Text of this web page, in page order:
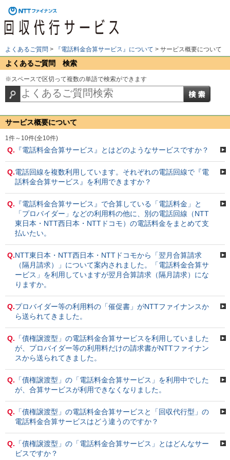
よくあるご質問 > 『電話料金合算サービス』について > サービス概要について
よくあるご質問 検索
※スペースで区切って複数の単語で検索ができます
サービス概要について
1件～10件(全10件)
Q. 『電話料金合算サービス』とはどのようなサービスですか？
Q.電話回線を複数利用しています。それぞれの電話回線で『電
話料金合算サービス』を利用できますか？
Q. 『電話料金合算サービス』で合算している「電話料金」と
「プロバイダー」などの利用料の他に、別の電話回線（NTT
東日本・NTT西日本・NTTドコモ）の電話料金をまとめて支
払いたい。
Q.NTT東日本・NTT西日本・NTTドコモから「翌月合算請求
（隔月請求）」について案内されました。「電話料金合算サ
ービス」を利用していますが翌月合算請求（隔月請求）にな
りますか。
Q.プロバイダー等の利用料の「催促書」がNTTファイナンスか
ら送られてきました。
Q. 「債権譲渡型」の電話料金合算サービスを利用していました
が、プロバイダー等の利用料だけの請求書がNTTファイナン
スから送られてきました。
Q. 「債権譲渡型」の「電話料金合算サービス」を利用中でした
が、合算サービスが利用できなくなりました。
Q. 「債権譲渡型」の電話料金合算サービスと「回収代行型」の
電話料金合算サービスはどう違うのですか？
Q. 「債権譲渡型」の「電話料金合算サービス」とはどんなサー
ビスですか？